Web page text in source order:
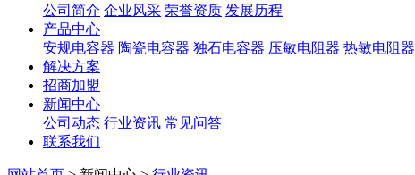
公司简介 企业风采 荣誉资质 发展历程
产品中心
安规电容器 陶瓷电容器 独石电容器 压敏电阻器 热敏电阻器
解决方案
招商加盟
新闻中心
公司动态 行业资讯 常见问答
联系我们